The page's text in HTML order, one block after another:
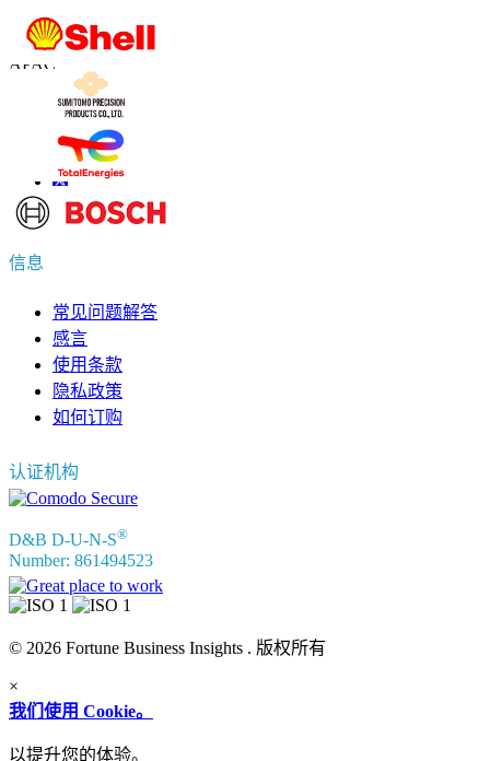
US+1 833 909 2966 ( Toll Free )
UK+44 808 502 0280 (Toll Free )
APAC
sales@fortunebusinessinsights.com
联系我们
信息
常见问题解答
感言
使用条款
隐私政策
如何订购
认证机构
D&B D-U-N-S®
Number: 861494523
© 2026 Fortune Business Insights . 版权所有
×
我们使用 Cookie。
以提升您的体验。